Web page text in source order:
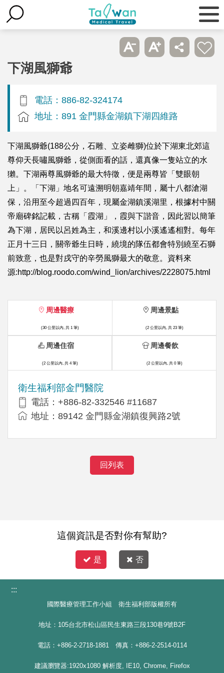
下湖風獅爺
電話：886-82-324174
地址：891 金門縣金湖鎮下湖四維路
下湖風獅爺(188公分，石雕、立姿雌獅)位於下湖東北郊這
尊仰天長嘯風獅爺，從側面看的話，還真像一隻站立的水
獺。下湖兩尊風獅爺的最大特徵，便是兩尊皆「雙眼朝
上」。「下湖」地名可遠溯明朝嘉靖年間，屬十八都滄湖
保，沿用至今超過四百年，現屬金湖鎮溪湖里，根據村中關
帝廟碑銘記載，古稱「霞湖」，霞與下諧音，因此習以簡筆
為下湖，居民以呂姓為主，和溪邊村以小溪遙遙相對。每年
正月十三日，關帝爺生日時，繞境的隊伍都會特別繞至石獅
前致意，也是對戌守的辛勞風獅最大的敬意。資料來
源:http://blog.roodo.com/wind_lion/archives/2228075.html
周邊醫療
(30 公里以內, 共 1 筆)
衛生福利部金門醫院
電話：+886-82-332546 #11687
地址：89142 金門縣金湖鎮復興路2號
周邊景點
(2 公里以內, 共 23 筆)
周邊住宿
(2 公里以內, 共 4 筆)
周邊餐飲
(2 公里以內, 共 0 筆)
回列表
這個資訊是否對你有幫助?
是 否
:::
國際醫療管理工作小組 衛生福利部版權所有
地址：105台北市松山區民生東路三段130巷9號B2F
電話：+886-2-2718-1881 傳真：+886-2-2514-0114
建議瀏覽器:1920x1080 解析度, IE10, Chrome, Firefox